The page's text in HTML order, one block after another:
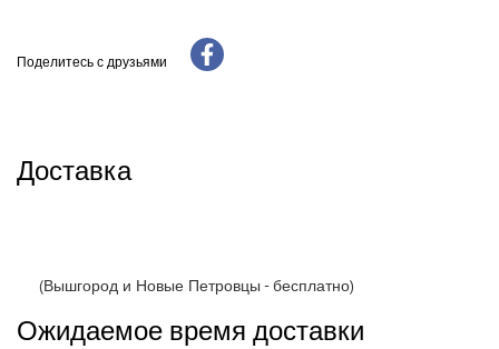
Поделитесь с друзьями
Доставка
(Вышгород и Новые Петровцы - бесплатно)
Ожидаемое время доставки